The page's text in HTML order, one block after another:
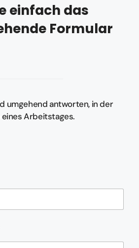
einfach das
Formular
umgehend antworten, in der
eines Arbeitstages.